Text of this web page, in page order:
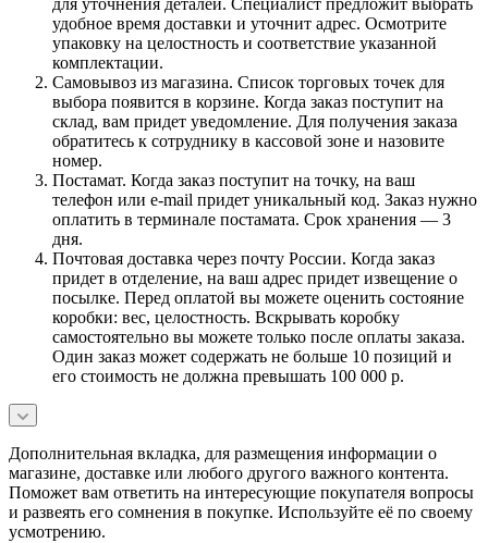
для уточнения деталей. Специалист предложит выбрать
удобное время доставки и уточнит адрес. Осмотрите
упаковку на целостность и соответствие указанной
комплектации.
Самовывоз из магазина. Список торговых точек для
выбора появится в корзине. Когда заказ поступит на
склад, вам придет уведомление. Для получения заказа
обратитесь к сотруднику в кассовой зоне и назовите
номер.
Постамат. Когда заказ поступит на точку, на ваш
телефон или e-mail придет уникальный код. Заказ нужно
оплатить в терминале постамата. Срок хранения — 3
дня.
Почтовая доставка через почту России. Когда заказ
придет в отделение, на ваш адрес придет извещение о
посылке. Перед оплатой вы можете оценить состояние
коробки: вес, целостность. Вскрывать коробку
самостоятельно вы можете только после оплаты заказа.
Один заказ может содержать не больше 10 позиций и
его стоимость не должна превышать 100 000 р.
Дополнительная вкладка, для размещения информации о
магазине, доставке или любого другого важного контента.
Поможет вам ответить на интересующие покупателя вопросы
и развеять его сомнения в покупке. Используйте её по своему
усмотрению.